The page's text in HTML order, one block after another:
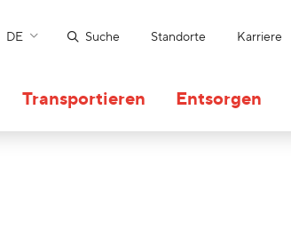
DE Suche Standorte Karriere
Transportieren Entsorgen